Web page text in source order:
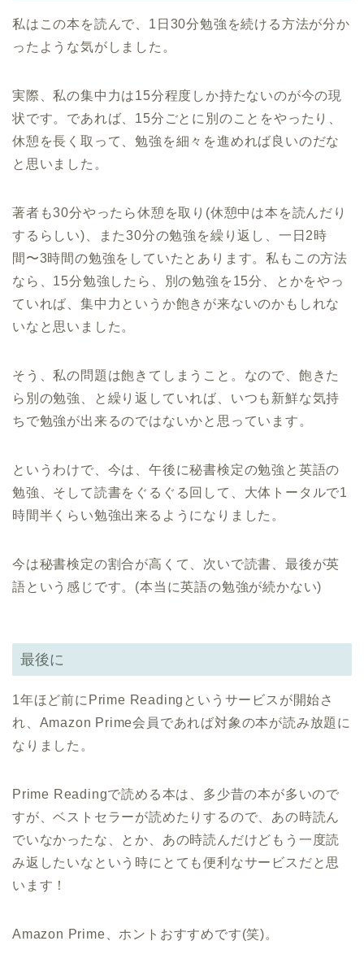
私はこの本を読んで、1日30分勉強を続ける方法が分か
ったような気がしました。
実際、私の集中力は15分程度しか持たないのが今の現
状です。であれば、15分ごとに別のことをやったり、
休憩を長く取って、勉強を細々を進めれば良いのだな
と思いました。
著者も30分やったら休憩を取り(休憩中は本を読んだり
するらしい)、また30分の勉強を繰り返し、一日2時
間〜3時間の勉強をしていたとあります。私もこの方法
なら、15分勉強したら、別の勉強を15分、とかをやっ
ていれば、集中力というか飽きが来ないのかもしれな
いなと思いました。
そう、私の問題は飽きてしまうこと。なので、飽きた
ら別の勉強、と繰り返していれば、いつも新鮮な気持
ちで勉強が出来るのではないかと思っています。
というわけで、今は、午後に秘書検定の勉強と英語の
勉強、そして読書をぐるぐる回して、大体トータルで1
時間半くらい勉強出来るようになりました。
今は秘書検定の割合が高くて、次いで読書、最後が英
語という感じです。(本当に英語の勉強が続かない)
最後に
1年ほど前にPrime Readingというサービスが開始さ
れ、Amazon Prime会員であれば対象の本が読み放題に
なりました。
Prime Readingで読める本は、多少昔の本が多いので
すが、ベストセラーが読めたりするので、あの時読ん
でいなかったな、とか、あの時読んだけどもう一度読
み返したいなという時にとても便利なサービスだと思
います！
Amazon Prime、ホントおすすめです(笑)。